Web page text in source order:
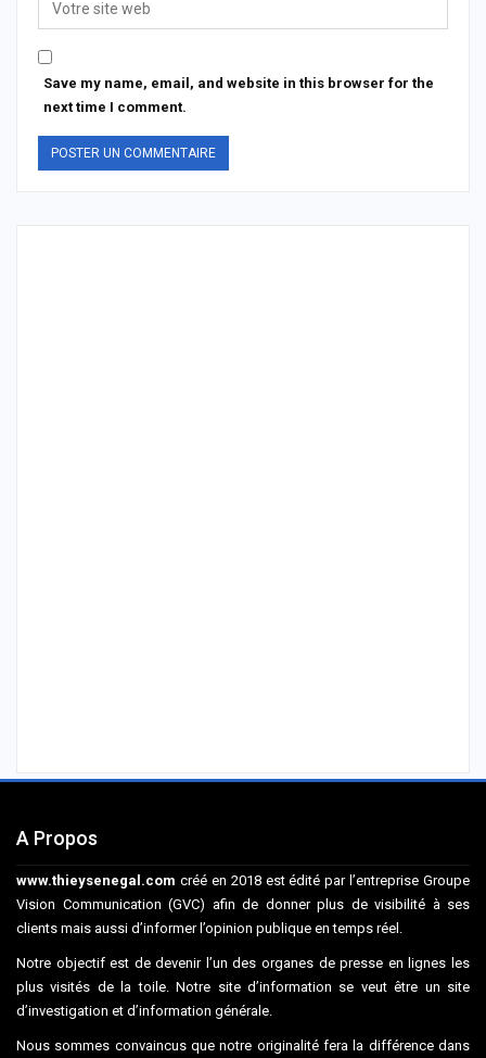
Save my name, email, and website in this browser for the
next time I comment.
A Propos
www.thieysenegal.com créé en 2018 est édité par l’entreprise Groupe
Vision Communication (GVC) afin de donner plus de visibilité à ses
clients mais aussi d’informer l’opinion publique en temps réel.
Notre objectif est de devenir l’un des organes de presse en lignes les
plus visités de la toile. Notre site d’information se veut être un site
d’investigation et d’information générale.
Nous sommes convaincus que notre originalité fera la différence dans